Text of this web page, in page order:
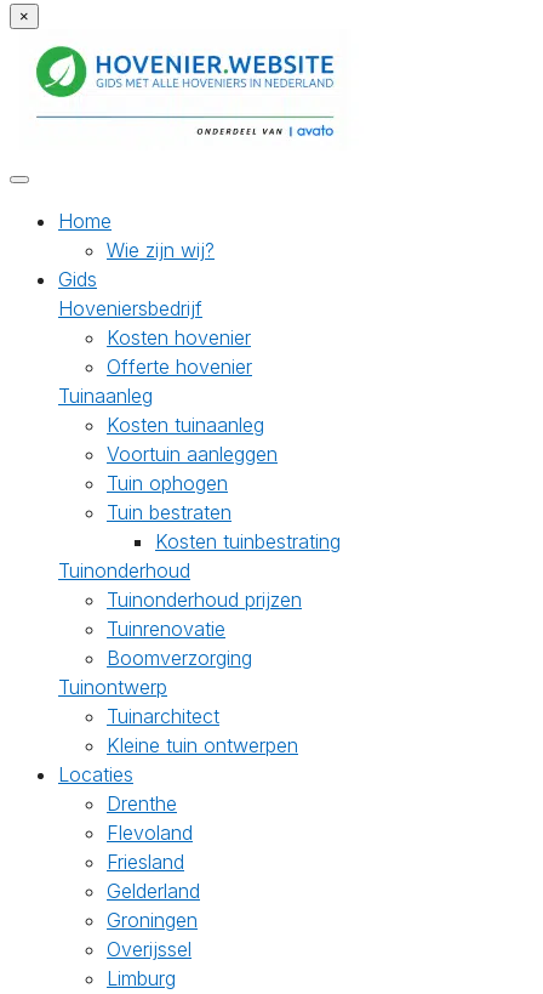
×
Home
Wie zijn wij?
Gids
Hoveniersbedrijf
Kosten hovenier
Offerte hovenier
Tuinaanleg
Kosten tuinaanleg
Voortuin aanleggen
Tuin ophogen
Tuin bestraten
Kosten tuinbestrating
Tuinonderhoud
Tuinonderhoud prijzen
Tuinrenovatie
Boomverzorging
Tuinontwerp
Tuinarchitect
Kleine tuin ontwerpen
Locaties
Drenthe
Flevoland
Friesland
Gelderland
Groningen
Overijssel
Limburg